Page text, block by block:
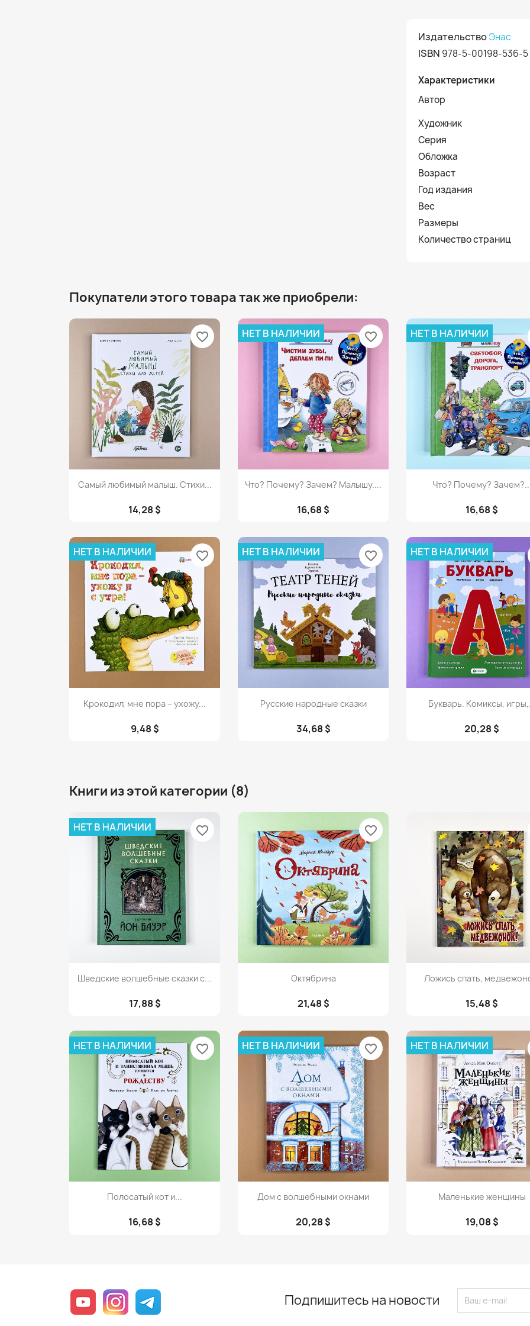
ИздательствоЭнас
ISBN 978-5-00198-536-5
Характеристики
Автор
Художник
Серия
Обложка
Возраст
Год издания
Вес
Размеры
Количество страниц
Покупатели этого товара так же приобрели:
Просмотр
Самый любимый малыш. Стихи...
14,28 $
favorite_border
Просмотр
Что? Почему? Зачем? Малышу....
16,68 $
НЕТ В НАЛИЧИИ favorite_border
Просмотр
Что? Почему?
16,68 $
НЕТ В НАЛИЧИИ
 Просмотр
Крокодил, мне пора – ухожу...
9,48 $
НЕТ В НАЛИЧИИ favorite_border
 Просмотр
Русские народные сказки
34,68 $
НЕТ В НАЛИЧИИ favorite_border
 Просмотр
Букварь. Комиксы,
20,28 $
НЕТ В НАЛИЧИИ
Книги из этой категории (8)
Просмотр
Шведские волшебные сказки с...
17,88 $
НЕТ В НАЛИЧИИ favorite_border
Просмотр
Октябрина
21,48 $
favorite_border
Просмотр
Ложись спать,
15,48 $
Просмотр
Полосатый кот и...
16,68 $
НЕТ В НАЛИЧИИ favorite_border
Просмотр
Дом с волшебными окнами
20,28 $
НЕТ В НАЛИЧИИ favorite_border
Просмотр
Маленькие женщины
19,08 $
НЕТ В НАЛИЧИИ
YouTube Instagram Подпишитесь на новости